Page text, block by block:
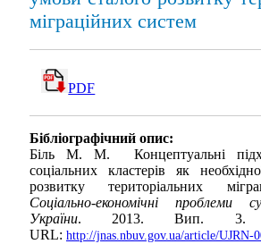
міграційних систем
PDF
Бібліографічний опис:
Біль М. М. Концептуальні
соціальних кластерів як
розвитку територіальних
Соціально-економічні проблеми
України. 2013. Вип. 3.
URL: http://jnas.nbuv.gov.ua/article/UJRN-